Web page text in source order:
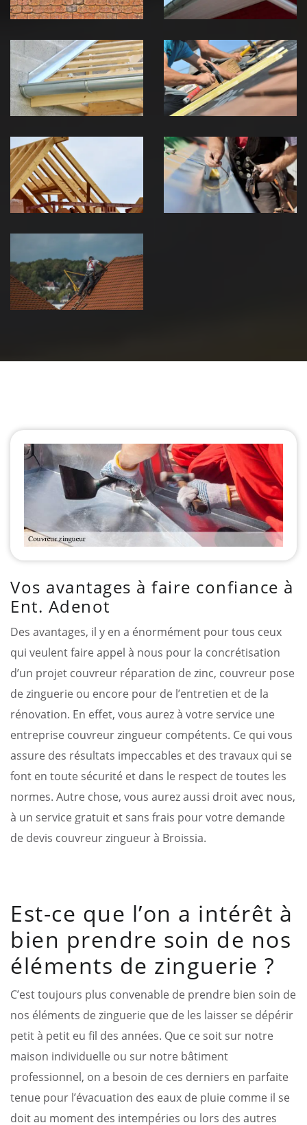
Pose de
Chéneau 39
Jura
Réparation de
toiture 39
Jura
Traitement de
charpente 39
Jura
Travaux de
zinguerie 39
Jura
Urgence fuite
de toiture 39
Jura
Vos avantages à faire confiance à
Ent. Adenot
Des avantages, il y en a énormément pour tous ceux
qui veulent faire appel à nous pour la concrétisation
d’un projet couvreur réparation de zinc, couvreur pose
de zinguerie ou encore pour de l’entretien et de la
rénovation. En effet, vous aurez à votre service une
entreprise couvreur zingueur compétents. Ce qui vous
assure des résultats impeccables et des travaux qui se
font en toute sécurité et dans le respect de toutes les
normes. Autre chose, vous aurez aussi droit avec nous,
à un service gratuit et sans frais pour votre demande
de devis couvreur zingueur à Broissia.
Est-ce que l’on a intérêt à
bien prendre soin de nos
éléments de zinguerie ?
C’est toujours plus convenable de prendre bien soin de
nos éléments de zinguerie que de les laisser se dépérir
petit à petit eu fil des années. Que ce soit sur notre
maison individuelle ou sur notre bâtiment
professionnel, on a besoin de ces derniers en parfaite
tenue pour l’évacuation des eaux de pluie comme il se
doit au moment des intempéries ou lors des autres